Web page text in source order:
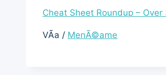
Cheat Sheet Roundup –
VÃ­a / MenÃ©ame